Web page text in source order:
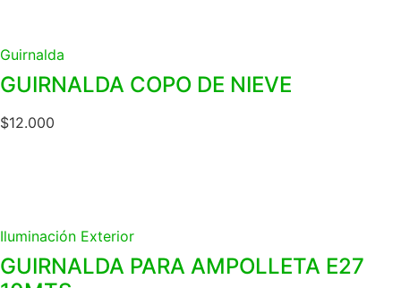
Guirnalda
GUIRNALDA COPO DE NIEVE
$12.000
Iluminación Exterior
GUIRNALDA PARA AMPOLLETA E27